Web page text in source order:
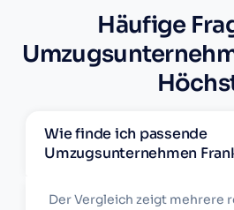
Häufige
Wie finde ich passende
Umzugsunternehmen
Der Vergleich zeigt mehrere